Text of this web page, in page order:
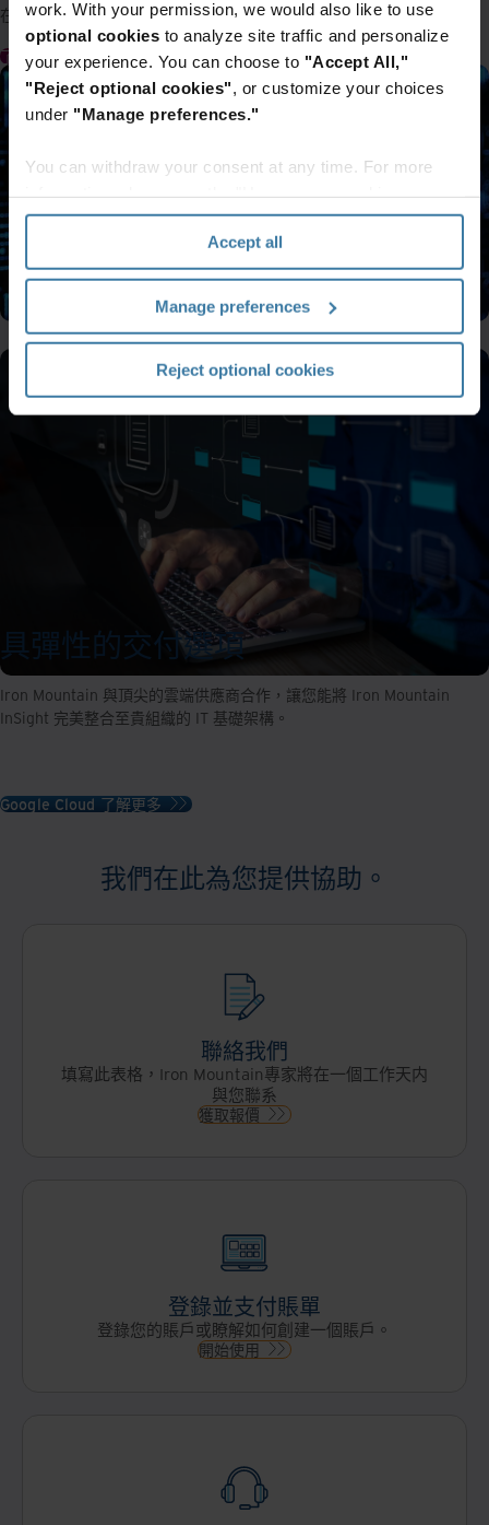
work. With your permission, we would also like to use
optional cookies to analyze site traffic and personalize
your experience. You can choose to "Accept All,"
"Reject optional cookies" , or customize your choices
under "Manage preferences."
You can withdraw your consent at any time. For more
section" of ourPrivacy Policy.
Accept all
Manage preferences
Reject optional cookies
在 60 多個國家/地區為廣大的產業提供服務，至今已超過 70 年。
了解更多
具彈性的交付選項
Iron Mountain 與頂尖的雲端供應商合作，讓您能將 Iron Mountain
InSight 完美整合至貴組織的 IT 基礎架構。
Google Cloud 了解更多
我們在此為您提供協助。
聯絡我們
填寫此表格，Iron Mountain專家將在一個工作天内
與您聯系
獲取報價
登錄並支付賬單
登錄您的賬戶或瞭解如何創建一個賬戶。
開始使用